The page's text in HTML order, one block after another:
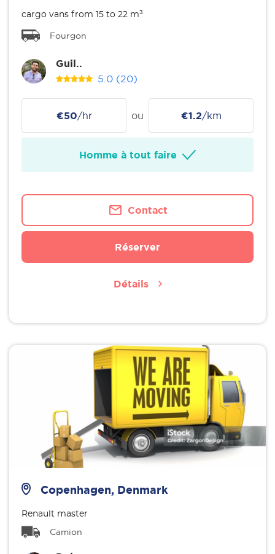
cargo vans from 15 to 22 m³
Fourgon
Guil..
5.0 (20)
€50/hr ou €1.2/km
Homme à tout faire
Contact
Réserver
Détails
Copenhagen, Denmark
Renault master
Camion